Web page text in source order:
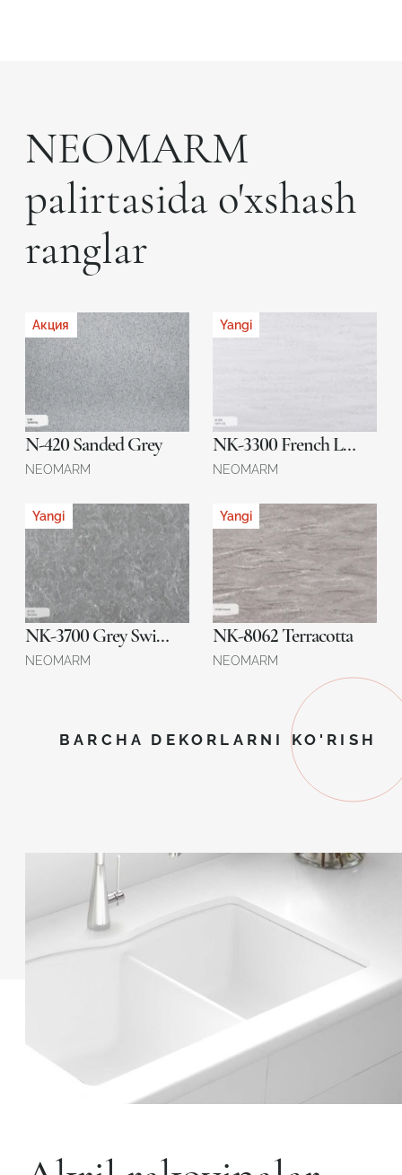
NEOMARM
palirtasida o'xshash
ranglar
Акция
N-420 Sanded Grey
NEOMARM
Yangi
NK-3300 French Lace
NEOMARM
Yangi
NK-3700 Grey Swirls
NEOMARM
Yangi
NK-8062 Terracotta
NEOMARM
BARCHA DEKORLARNI KO'RISH